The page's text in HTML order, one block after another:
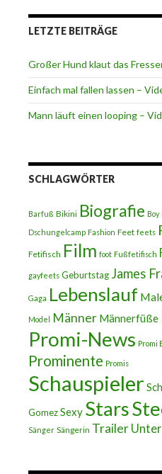
LETZTE BEITRÄGE
Großer Hund klaut das
Einfach mal fallen lassen –
Mann läuft einen looping –
SCHLAGWÖRTER
Barfuß Bikini Biografie Boy
Dschungelcamp Fashion Feet feets
Fetifisch Film foot Fußfetifisch
gayfeets Geburtstag James
Gaga Lebenslauf
Model Männer Männerfüße
Promi-News Promi
Prominente Promis
Schauspieler
GomezSexy Stars
Sänger Sängerin Trailer